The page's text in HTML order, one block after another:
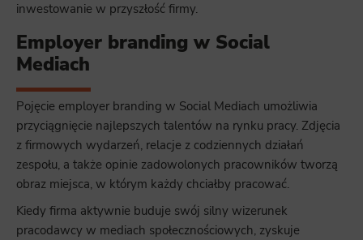
inwestowanie w przyszłość firmy.
Employer branding w Social
Mediach
Pojęcie employer branding w Social Mediach umożliwia
przyciągnięcie najlepszych talentów na rynku pracy. Zdjęcia
z firmowych wydarzeń, relacje z codziennych działań
zespołu, a także opinie zadowolonych pracowników tworzą
obraz miejsca, w którym każdy chciałby pracować.
Kiedy firma aktywnie buduje swój silny wizerunek
pracodawcy w mediach społecznościowych, zyskuje